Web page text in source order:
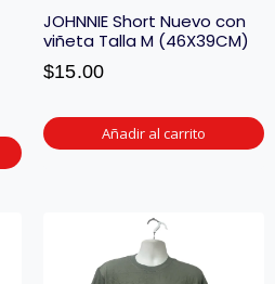
JOHNNIE Short Nuevo con
viñeta Talla M (46X39CM)
$15.00
Añadir al carrito